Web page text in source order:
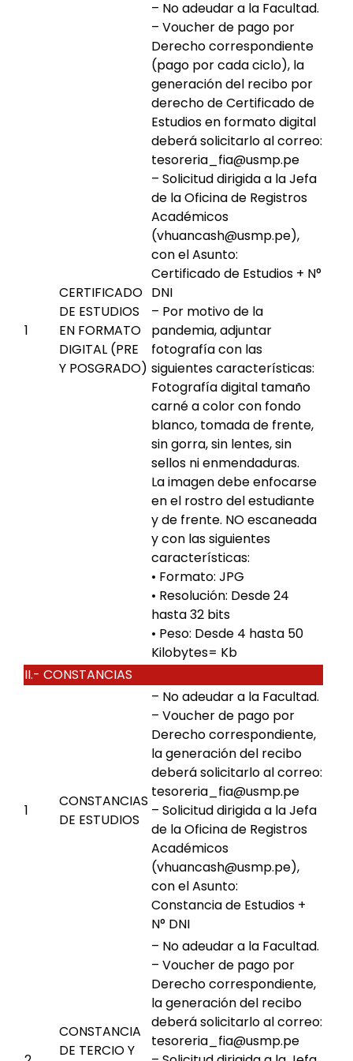
1
CERTIFICADO
DE ESTUDIOS
EN FORMATO
DIGITAL (PRE
Y POSGRADO)
– No adeudar a la Facultad.
– Voucher de pago por
Derecho correspondiente
(pago por cada ciclo), la
generación del recibo por
derecho de Certificado de
Estudios en formato digital
deberá solicitarlo al correo:
tesoreria_fia@usmp.pe
– Solicitud dirigida a la Jefa
de la Oficina de Registros
Académicos
(vhuancash@usmp.pe),
con el Asunto:
Certificado de Estudios + N°
DNI
– Por motivo de la
pandemia, adjuntar
fotografía con las
siguientes características:
Fotografía digital tamaño
carné a color con fondo
blanco, tomada de frente,
sin gorra, sin lentes, sin
sellos ni enmendaduras.
La imagen debe enfocarse
en el rostro del estudiante
y de frente. NO escaneada
y con las siguientes
características:
• Formato: JPG
• Resolución: Desde 24
hasta 32 bits
• Peso: Desde 4 hasta 50
Kilobytes= Kb
II.- CONSTANCIAS
1
CONSTANCIAS
DE ESTUDIOS
– No adeudar a la Facultad.
– Voucher de pago por
Derecho correspondiente,
la generación del recibo
deberá solicitarlo al correo:
tesoreria_fia@usmp.pe
– Solicitud dirigida a la Jefa
de la Oficina de Registros
Académicos
(vhuancash@usmp.pe),
con el Asunto:
Constancia de Estudios +
N° DNI
CONSTANCIA
DE TERCIO Y
– No adeudar a la Facultad.
– Voucher de pago por
Derecho correspondiente,
la generación del recibo
deberá solicitarlo al correo:
tesoreria_fia@usmp.pe